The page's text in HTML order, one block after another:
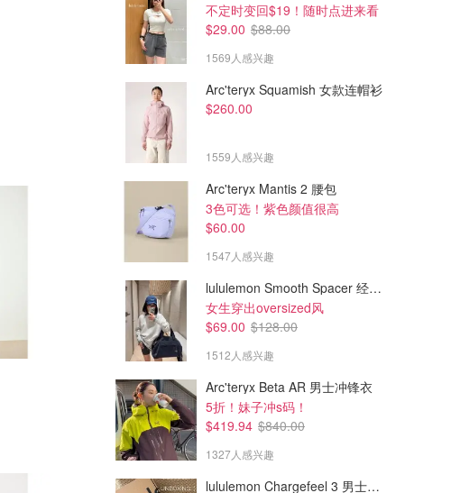
不定时变回$19！随时点进来看
$29.00 $88.00
1569人感兴趣
Arc'teryx Squamish 女款连帽衫
$260.00
1559人感兴趣
Arc'teryx Mantis 2 腰包
3色可选！紫色颜值很高
$60.00
1547人感兴趣
lululemon Smooth Spacer 经典卫衣
女生穿出oversized风
$69.00 $128.00
1512人感兴趣
Arc'teryx Beta AR 男士冲锋衣
5折！妹子冲s码！
$419.94 $840.00
1327人感兴趣
lululemon Chargefeel 3 男士运动鞋